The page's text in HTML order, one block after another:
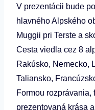
V prezentácii bude
hlavného Alpského
Muggii pri Terste a
Cesta viedla cez 8
Rakúsko, Nemecko,
Taliansko,
Formou rozprávania,
prezentovaná krása